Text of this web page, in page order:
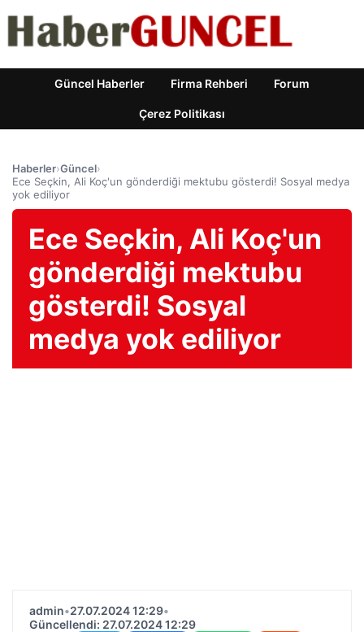
Güncel Haberler Firma Rehberi Forum
Çerez Politikası
Haberler›Güncel›
Ece Seçkin, Ali Koç'un gönderdiği mektubu gösterdi! Sosyal medya
yok ediliyor
Ece Seçkin, Ali Koç'un
gönderdiği mektubu
gösterdi! Sosyal
medya yok ediliyor
admin•27.07.2024 12:29•
Güncellendi: 27.07.2024 12:29